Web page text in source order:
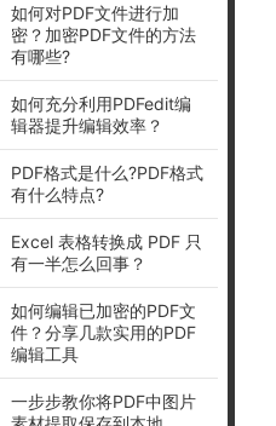
如何对PDF文件进行加
密？加密PDF文件的方法
有哪些?
如何充分利用PDFedit编
辑器提升编辑效率？
PDF格式是什么?PDF格式
有什么特点?
Excel 表格转换成 PDF 只
有一半怎么回事？
如何编辑已加密的PDF文
件？分享几款实用的PDF
编辑工具
一步步教你将PDF中图片